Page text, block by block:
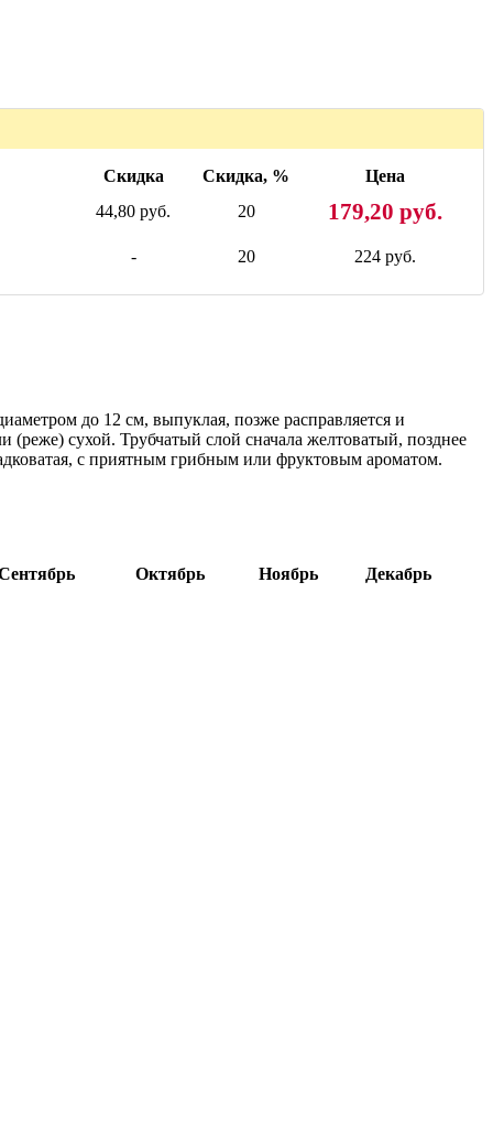
Скидка Скидка, %
Цена
44,80 руб.
20 179,20 руб.
- 20 224 руб.
до 12 см, выпуклая, позже расправляется и
(реже) сухой. Трубчатый слой сначала желтоватый, позднее
с приятным грибным или фруктовым ароматом.
Октябрь Ноябрь Декабрь